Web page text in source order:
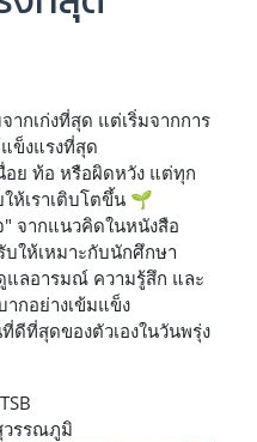
ากเก่งที่สุด แต่เริ่มจากการ
ข็งแรงที่สุด
ย ท้อ หรือผิดหวัง แต่ทุก
ห้เราเติบโตขึ้น 🌱
จากแนวคิดในหนังสือ
บให้เหมาะกับนักศึกษา
แลอารมณ์ ความรู้สึก และ
กอย่างเข้มแข็ง
ดีที่สุดของตัวเองในวันพรุ่ง
วรรณภูมิ